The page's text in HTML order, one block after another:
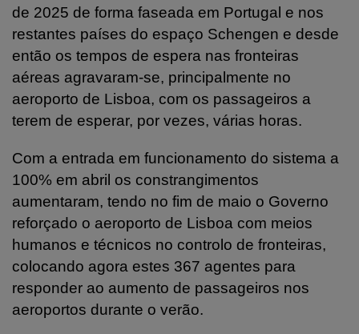
de 2025 de forma faseada em Portugal e nos
restantes países do espaço Schengen e desde
então os tempos de espera nas fronteiras
aéreas agravaram-se, principalmente no
aeroporto de Lisboa, com os passageiros a
terem de esperar, por vezes, várias horas.
Com a entrada em funcionamento do sistema a
100% em abril os constrangimentos
aumentaram, tendo no fim de maio o Governo
reforçado o aeroporto de Lisboa com meios
humanos e técnicos no controlo de fronteiras,
colocando agora estes 367 agentes para
responder ao aumento de passageiros nos
aeroportos durante o verão.